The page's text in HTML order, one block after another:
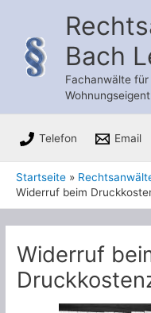
springen
Bach
Fachanwälte
Telefon Email
Startseite
Widerruf beim
Widerruf